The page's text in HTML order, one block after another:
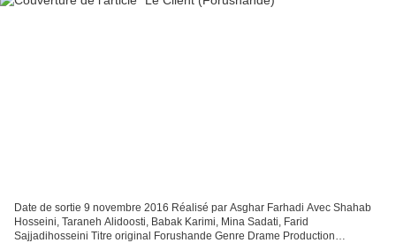
Date de sortie 9 novembre 2016 Réalisé par Asghar Farhadi Avec Shahab
Hosseini, Taraneh Alidoosti, Babak Karimi, Mina Sadati, Farid
Sajjadihosseini Titre original Forushande Genre Drame Production